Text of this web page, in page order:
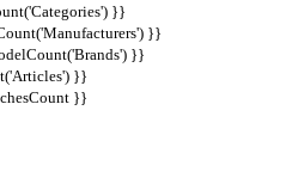
}}
}}
}}
}}
}}